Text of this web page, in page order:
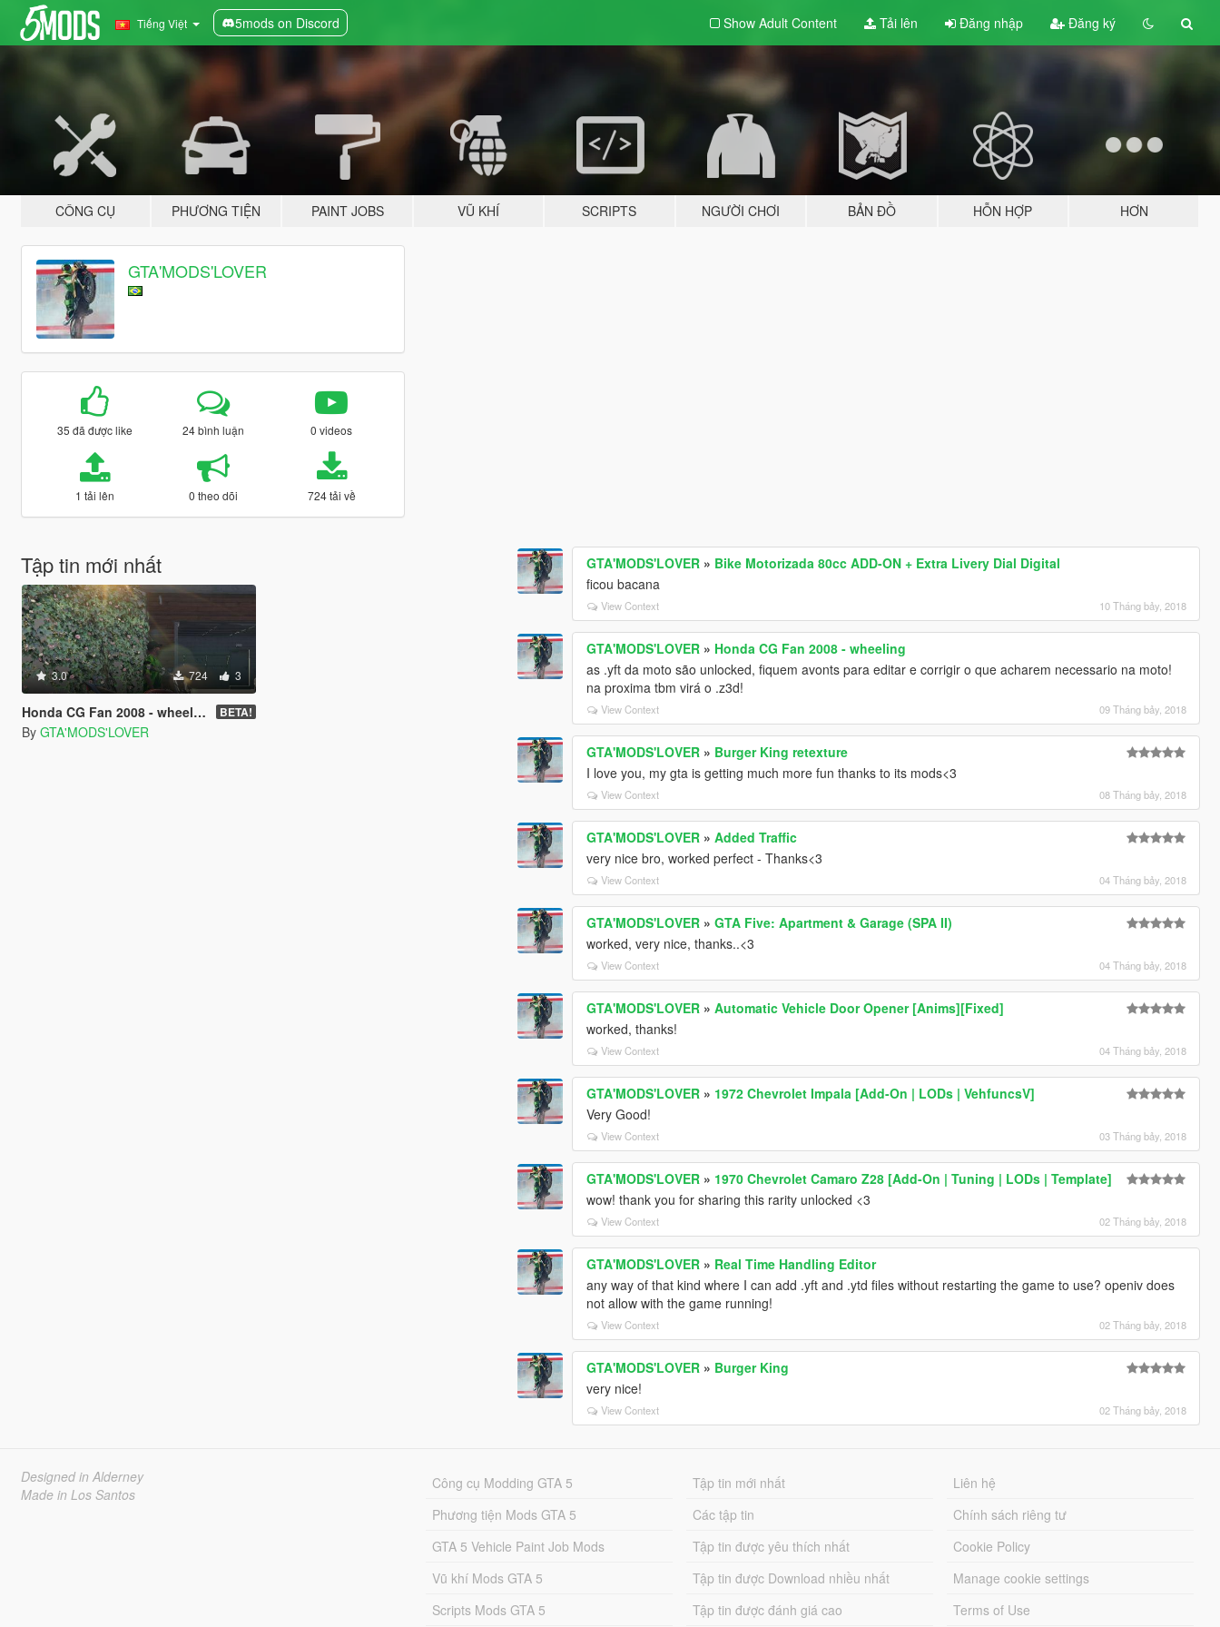
Tiếng Việt 5mods on Discord Show Adult Content Tải lên Đăng nhập Đăng ký
CÔNG CỤ PHƯƠNG TIỆN PAINT JOBS VŨ KHÍ SCRIPTS NGƯỜI CHƠI BẢN ĐỒ HỖN HỢP HƠN
GTA'MODS'LOVER
35 đã được like 24 bình luận 0 videos
1 tải lên 0 theo dõi 724 tải về
Tập tin mới nhất
3.0 724 3
Honda CG Fan 2008 - wheeling BETA!
By GTA'MODS'LOVER
GTA'MODS'LOVER » Bike Motorizada 80cc ADD-ON + Extra Livery Dial Digital
ficou bacana
View Context 10 Tháng bảy, 2018
GTA'MODS'LOVER » Honda CG Fan 2008 - wheeling
as .yft da moto são unlocked, fiquem avonts para editar e corrigir o que acharem necessario na moto!
na proxima tbm virá o .z3d!
View Context 09 Tháng bảy, 2018
GTA'MODS'LOVER » Burger King retexture
I love you, my gta is getting much more fun thanks to its mods<3
View Context 08 Tháng bảy, 2018
GTA'MODS'LOVER »Added Traffic
very nice bro, worked perfect - Thanks<3
View Context 04 Tháng bảy, 2018
GTA'MODS'LOVER »GTA Five: Apartment & Garage (SPA II)
worked, very nice, thanks..<3
View Context 04 Tháng bảy, 2018
GTA'MODS'LOVER »Automatic Vehicle Door Opener [Anims][Fixed]
worked, thanks!
View Context 04 Tháng bảy, 2018
GTA'MODS'LOVER » 1972 Chevrolet Impala [Add-On | LODs | VehfuncsV]
Very Good!
View Context 03 Tháng bảy, 2018
GTA'MODS'LOVER » 1970 Chevrolet Camaro Z28 [Add-On | Tuning | LODs | Template]
wow! thank you for sharing this rarity unlocked <3
View Context 02 Tháng bảy, 2018
GTA'MODS'LOVER » Real Time Handling Editor
any way of that kind where I can add .yft and .ytd files without restarting the game to use? openiv does
not allow with the game running!
View Context 02 Tháng bảy, 2018
GTA'MODS'LOVER » Burger King
very nice!
View Context 02 Tháng bảy, 2018
Designed in Alderney
Made in Los Santos
Công cụ Modding GTA 5
Phương tiện Mods GTA 5
GTA 5 Vehicle Paint Job Mods
Vũ khí Mods GTA 5
Scripts Mods GTA 5
Tập tin mới nhất
Các tập tin
Tập tin được yêu thích nhất
Tập tin được Download nhiều nhất
Tập tin được đánh giá cao
Liên hệ
Chính sách riêng tư
Cookie Policy
Manage cookie settings
Terms of Use